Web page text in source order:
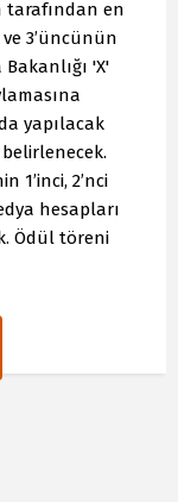
en
ve 3’üncünün
'X'
yapılacak
1’inci, 2’nci
hesapları
Ödül töreni